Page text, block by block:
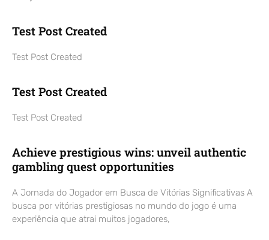
Test Post Created
Test Post Created
Test Post Created
Test Post Created
Achieve prestigious wins: unveil authentic
gambling quest opportunities
A Jornada do Jogador em Busca de Vitórias Significativas A
busca por vitórias prestigiosas no mundo do jogo é uma
experiência que atrai muitos jogadores,